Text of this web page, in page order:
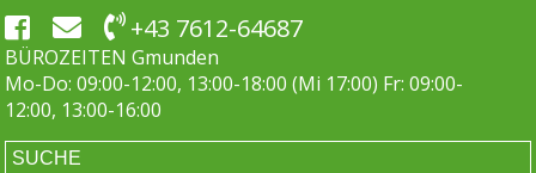
+43 7612-64687
BÜROZEITEN Gmunden
Mo-Do: 09:00-12:00, 13:00-18:00 (Mi 17:00) Fr: 09:00-
12:00, 13:00-16:00